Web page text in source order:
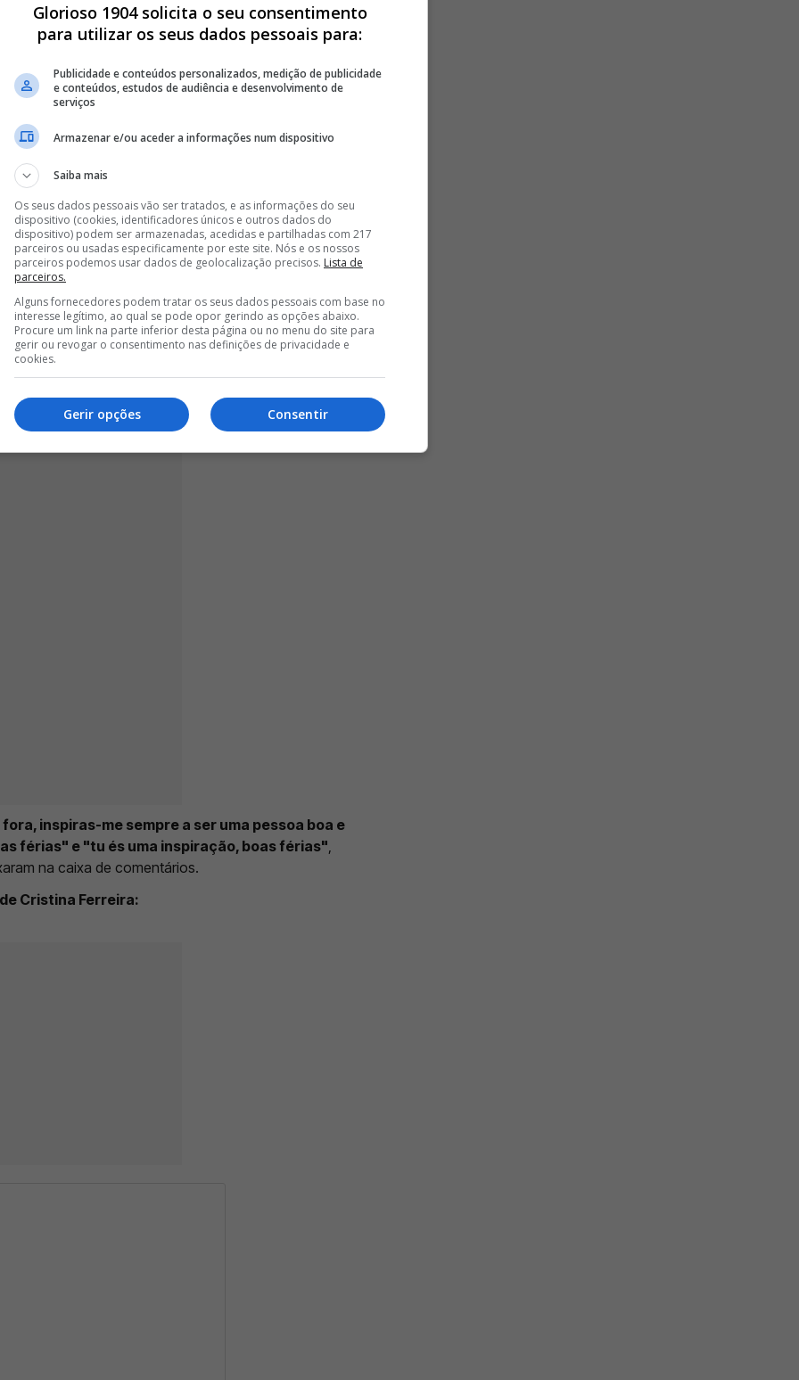
CRISTINA FERREIRA REVELA CONTRATEMPO:
DESTINO DE FÉRIAS SURPREENDENTE COM OS FÃS
PISTA SOBRE NOVO DESTINO DE FÉRIAS
< >
. E somos mesmo o que pensamos. E a vocês? O que
do Benfica como legenda nas fotografias na quais
paisagens.
inspiras-me sempre a ser uma pessoa boa e
férias" e "tu és uma inspiração, boas férias"
na caixa de comentários.
Cristina Ferreira:
Glorioso 1904 solicita o seu consentimento
para utilizar os seus dados pessoais para:
Publicidade e conteúdos personalizados, medição de publicidade
e conteúdos, estudos de audiência e desenvolvimento de
serviços
Armazenar e/ou aceder a informações num dispositivo
Saiba mais
Os seus dados pessoais vão ser tratados, e as informações do seu
dispositivo (cookies, identificadores únicos e outros dados do
dispositivo) podem ser armazenadas, acedidas e partilhadas com 217
parceiros ou usadas especificamente por este site. Nós e os nossos
parceiros podemos usar dados de geolocalização precisos. Lista de
parceiros.
Alguns fornecedores podem tratar os seus dados pessoais com base no
interesse legítimo, ao qual se pode opor gerindo as opções abaixo.
Procure um link na parte inferior desta página ou no menu do site para
gerir ou revogar o consentimento nas definições de privacidade e
cookies.
Consentir
Gerir opções